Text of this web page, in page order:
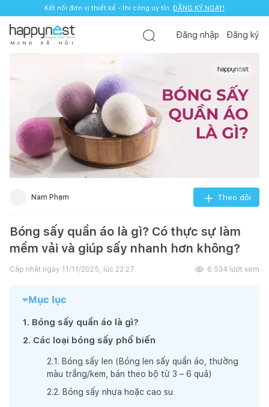
Kết nối đơn vị thiết kế - thi công uy tín. ĐĂNG KÝ NGAY!
M Ạ N G X Ã H Ộ I
Đăng nhập Đăng ký
Nam Phạm Theo dõi
Bóng sấy quần áo là gì? Có thực sự làm
mềm vải và giúp sấy nhanh hơn không?
Cập nhật ngày 11/11/2025, lúc 22:27 6.534 lượt xem
Mục lục
1. Bóng sấy quần áo là gì?
2. Các loại bóng sấy phổ biến
2.1 . Bóng sấy len (Bóng len sấy quần áo, thường
màu trắng/kem, bán theo bộ từ 3 – 6 quả)
2.2. Bóng sấy nhựa hoặc cao su